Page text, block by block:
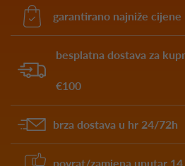
garantirano najniže cijene
besplatna dostava za
€100
brza dostava u hr 24/72h
povrat/zamjena unutar 14